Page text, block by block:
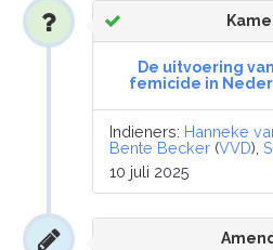
De uitvoering
femicide in
Indieners: Hanneke
Bente Becker (VVD),
10 juli 2025